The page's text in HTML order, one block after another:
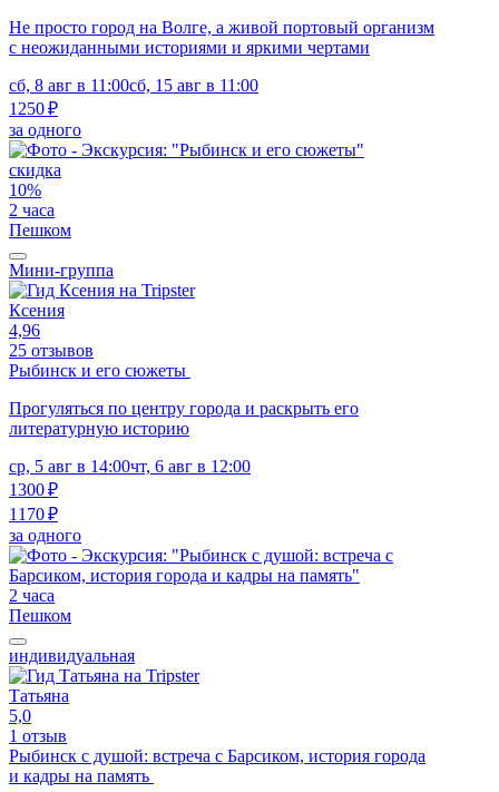
Не просто город на Волге, а живой портовый организм
с неожиданными историями и яркими чертами
сб, 8 авг в 11:00сб, 15 авг в 11:00
1250 ₽
за одного
скидка
10%
2 часа
Пешком
Мини-группа
Ксения
4,96
25 отзывов
Рыбинск и его сюжеты
Прогуляться по центру города и раскрыть его
литературную историю
ср, 5 авг в 14:00чт, 6 авг в 12:00
1300 ₽
1170 ₽
за одного
2 часа
Пешком
индивидуальная
Татьяна
5,0
1 отзыв
Рыбинск с душой: встреча с Барсиком, история города
и кадры на память